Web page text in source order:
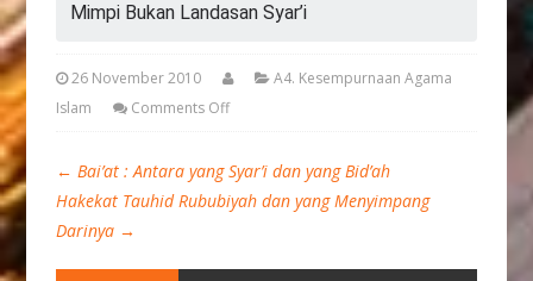
Mimpi Bukan Landasan Syar’i
26 November 2010
A4. Kesempurnaan Agama
Islam
Comments Off
← Bai’at : Antara yang Syar’i dan yang Bid’ah
Hakekat Tauhid Rububiyah dan yang Menyimpang
Darinya →